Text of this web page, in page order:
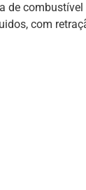
de
com